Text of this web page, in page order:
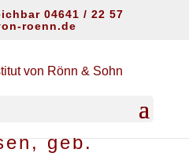
04641 / 22 57
roenn.de
geb.